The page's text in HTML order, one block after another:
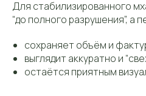
Для стабилизированного
“до полного разрушения”, а
сохраняет объём и
выглядит аккуратно и
остаётся приятным